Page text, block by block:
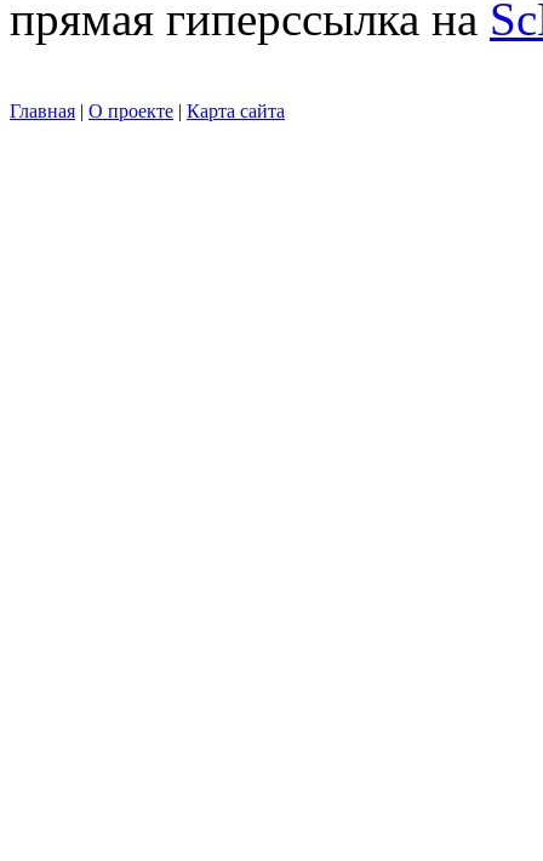
прямая гиперссылка на
Главная | О проекте | Карта сайта